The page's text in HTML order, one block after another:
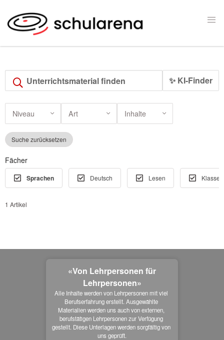
✨ KI-Finder
Niveau Art Inhalte
Suche zurücksetzen
Fächer
Sprachen Deutsch Lesen
1 Artikel
«Von Lehrpersonen für
Lehrpersonen»
Alle Inhalte werden von Lehrpersonen mit viel
Berufserfahrung erstellt. Ausgewählte
Materialien werden uns auch von externen,
berufstätigen Lehrpersonen zur Verfügung
gestellt. Diese Unterlagen werden sorgfältig von
uns geprüft.